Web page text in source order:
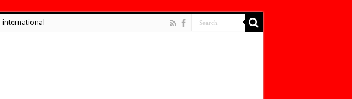
international